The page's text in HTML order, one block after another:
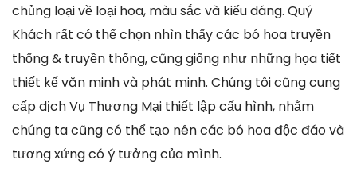
chủng loại về loại hoa, màu sắc và kiểu dáng. Quý
Khách rất có thể chọn nhìn thấy các bó hoa truyền
thống & truyền thống, cũng giống như những họa tiết
thiết kế văn minh và phát minh. Chúng tôi cũng cung
cấp dịch Vụ Thương Mại thiết lập cấu hình, nhằm
chúng ta cũng có thể tạo nên các bó hoa độc đáo và
tương xứng có ý tưởng của mình.